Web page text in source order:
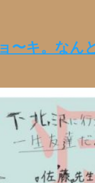
〜キ。なん